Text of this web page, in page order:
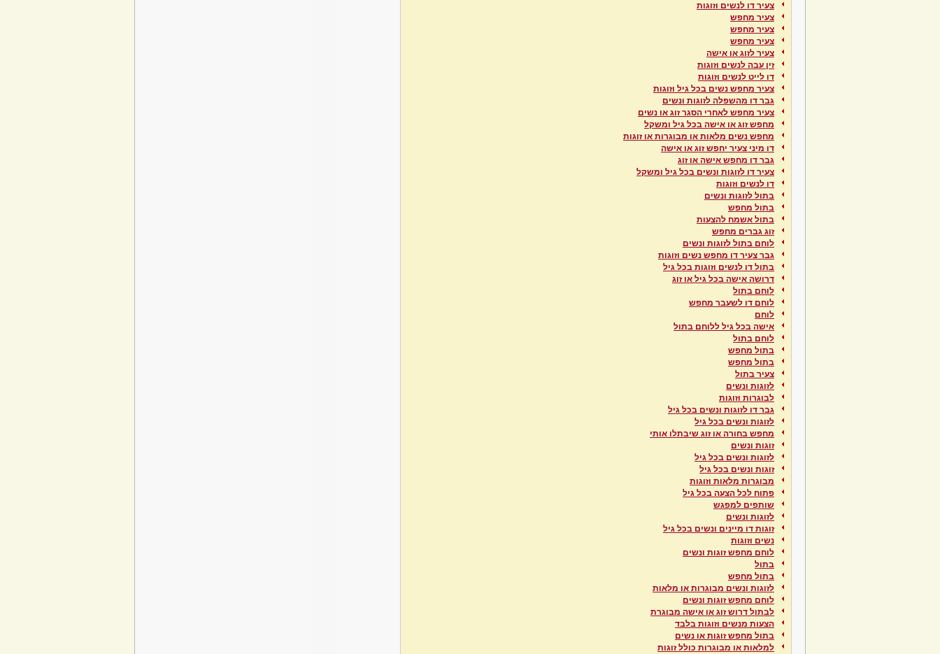
צעיר דו לנשים וזוגות
צעיר מחפש
צעיר מחפש
צעיר מחפש
צעיר לזוג או אישה
זין עבה לנשים וזוגות
דו לייט לנשים וזוגות
צעיר מחפש נשים בכל גיל וזוגות
גבר דו מהשפלה לזוגות ונשים
צעיר מחפש לאחרי הסגר זוג או נשים
מחפש זוג או אישה בכל גיל ומשקל
מחפש נשים מלאות או מבוגרות או זוגות
דו מיני צעיר יחפש זוג או אישה
גבר דו מחפש אישה או זוג
צעיר דו לזוגות ונשים בכל גיל ומשקל
דו לנשים וזוגות
בתול לזוגות ונשים
בתול מחפש
בתול אשמח להצעות
זוג גברים מחפש
לוחם בתול לזוגות ונשים
גבר צעיר דו מחפש נשים וזוגות
בתול דו לנשים וזוגות בכל גיל
דרושה אישה בכל גיל או זוג
לוחם בתול
לוחם דו לשעבר מחפש
לוחם
אישה בכל גיל ללוחם בתול
לוחם בתול
בתול מחפש
בתול מחפש
צעיר בתול
לזוגות ונשים
לבוגרות וזוגות
גבר דו לזוגות ונשים בכל גיל
לזוגות ונשים בכל גיל
מחפש בחורה או זוג שיבתלו אותי
זוגות ונשים
לזוגות ונשים בכל גיל
זוגות ונשים בכל גיל
מבוגרות מלאות וזוגות
פתוח לכל הצעה בכל גיל
שותפים למפגש
לזוגות ונשים
זוגות דו מיינים ונשים בכל גיל
נשים וזוגות
לוחם מחפש זוגות ונשים
בתול
בתול מחפש
לזוגות ונשים מבוגרות או מלאות
לוחם מחפש זוגות ונשים
לבתול דרוש זוג או אישה מבוגרת
הצעות מנשים וזוגות בלבד
בתול מחפש זוגות או נשים
למלאות או מבוגרות כולל זוגות